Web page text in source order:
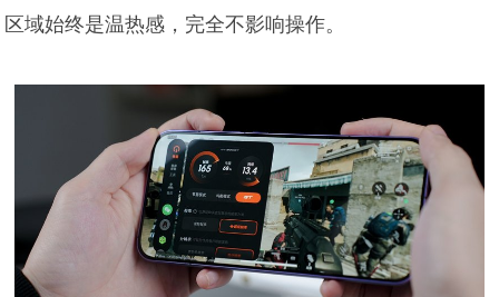
区域始终是温热感，完全不影响操作。